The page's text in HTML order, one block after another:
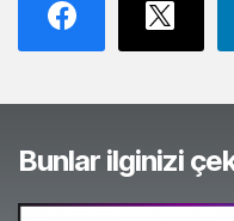
Bunlar ilginizi